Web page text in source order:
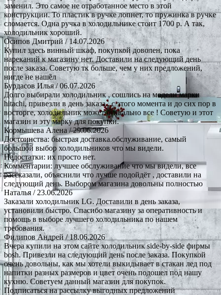
заменил. Это самое не отработанное место в этой
конструкции. То пластик в ручке лопнет, то пружинка в ручке
сломается. Одна ручка в холодильнике стоит 1700 р. А так,
холодильник хороший.
Осипов Дмитрий/ 14.07.2026
Купил здесь винный шкаф, покупкой доволен, пока
нареканий к магазину нет. Доставили на следующий день
после заказа. Советую тк больше, чем у них предложений,
нигде не нашёл
Бурдасов Илья/ 06.07.2026
Долго выбирали холодильник , сошлись на модели марки
hitachi, привезли в день заказа , с этого момента и до сих пор в
восторге, холодильник может буквально все ! Советую и этот
магазин и эту марку для покупки.
Кормышева Алена / 29.06.2026
Достоинства: быстрая доставка.обслуживание, самый
большой выбор холодильников что мы видели.
Недостатки: их просто нет.
Комментарии: лучшее обслуживание что мы видели, все
рассказали, объяснили что лучше подойдёт , доставили на
следующий день. Выбором магазина довольны полностью
Наталья / 23.06.2026
Заказали холодильник LG. Доставили в день заказа,
установили быстро. Спасибо магазину за оперативность и
помощь в выборе лучшего холодильника по нашем
требования.
Филипов Андрей/ 18.06.2026
Вчера купили на этом сайте холодильник side-by-side фирмы
bosh. Привезли на следующий день после заказа. Покупкой
очень довольны, как мы хотели выкидывает в стакан лед под
напитки разных размеров и цвет очень подошел под нашу
кухню. Советуем данный магазин для покупок.
Подписаться на рассылку выгодных предложений